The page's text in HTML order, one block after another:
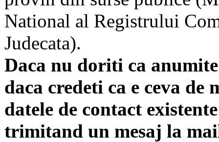
National al Registrului
Judecata).
Daca nu doriti ca
daca credeti ca e ceva
datele de contact
trimitand un mesaj la